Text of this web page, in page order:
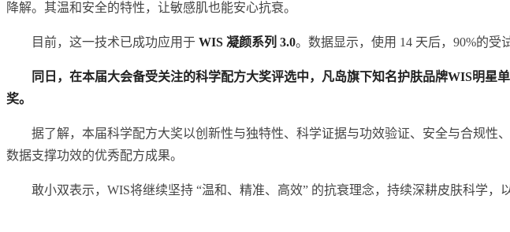
降解。其温和安全的特性，让敏感肌也能安心抗衰。
目前，这一技术已成功应用于 WIS 凝颜系列 3.0。数据显示，使用 14 天后，90%的受
同日，在本届大会备受关注的科学配方大奖评选中，凡岛旗下知名护肤品牌WIS明
奖。
据了解，本届科学配方大奖以创新性与独特性、科学证据与功效验证、安全与合规
数据支撑功效的优秀配方成果。
敢小双表示，WIS将继续坚持 “温和、精准、高效” 的抗衰理念，持续深耕皮肤科学，